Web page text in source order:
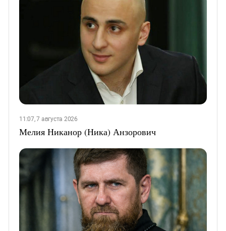
11:07, 7 августа 2026
Мелия Никанор (Ника) Анзорович